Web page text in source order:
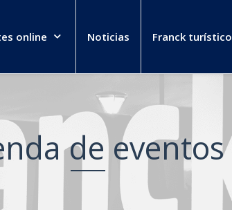
online Noticias Franck turístico
de eventos